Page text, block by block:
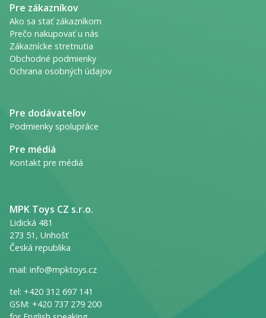
Pre zákazníkov
Ako sa stať zákazníkom
Prečo nakupovať u nás
Zákaznícke stretnutia
Obchodné podmienky
Ochrana osobných údajov
Pre dodávateľov
Podmienky spolupráce
Pre médiá
Kontakt pre médiá
MPK Toys CZ s.r.o.
Lidická 481
273 51, Unhošť
Česká republika
mail: info@mpktoys.cz
tel: +420 312 697 141
GSM: +420 737 279 200